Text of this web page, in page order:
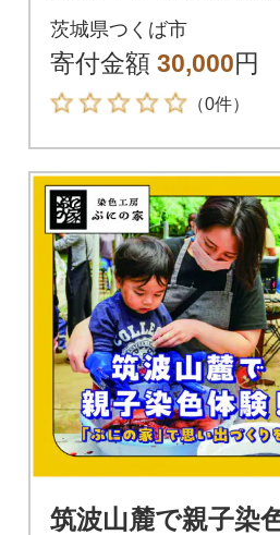
着体験(2名様)
茨城県つくば市
寄付金額 30,000円
（0件）
筑波山麓で親子染